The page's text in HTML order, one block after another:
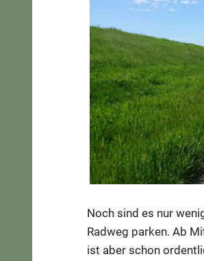
Noch sind es nur
Radweg parken. Ab
ist aber schon